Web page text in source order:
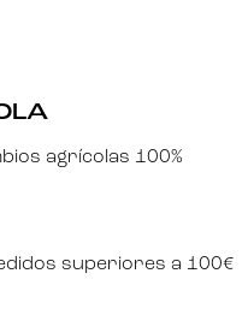
agrícolas 100%
superiores a 100€